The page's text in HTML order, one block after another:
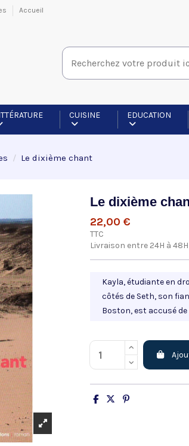
Accueil
CUISINE EDUCATION
Le dixième chant
Le dixième
22,00 €
TTC
Livraison entre 24H à 48H
Kayla, étudiante en
côtés de Seth, son
Boston, est accusé